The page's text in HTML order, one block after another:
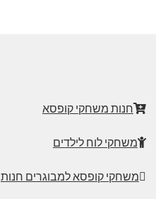
חנות משחקי קופסא
משחקי לוח לילדים
משחקי קופסא למבוגרים חנות